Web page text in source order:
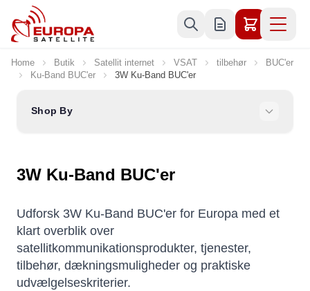
Skip to Content
Home Butik Satellit internet VSAT tilbehør
BUC'er
Ku-Band BUC'er
3W Ku-Band BUC'er
Shop By
3W Ku-Band BUC'er
Udforsk 3W Ku-Band BUC'er for Europa med et
klart overblik over
satellitkommunikationsprodukter, tjenester,
tilbehør, dækningsmuligheder og praktiske
udvælgelseskriterier.